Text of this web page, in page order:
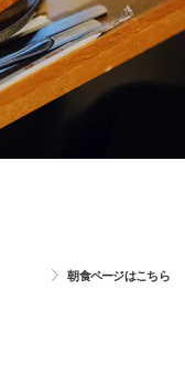
朝食ページはこちら